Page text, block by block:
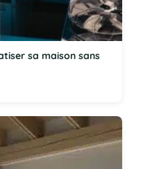
sa maison sans